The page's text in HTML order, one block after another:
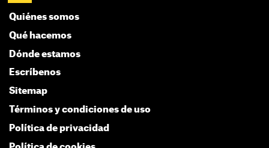
Quiénes somos
Qué hacemos
Dónde estamos
Escríbenos
Sitemap
Términos y condiciones de uso
Política de privacidad